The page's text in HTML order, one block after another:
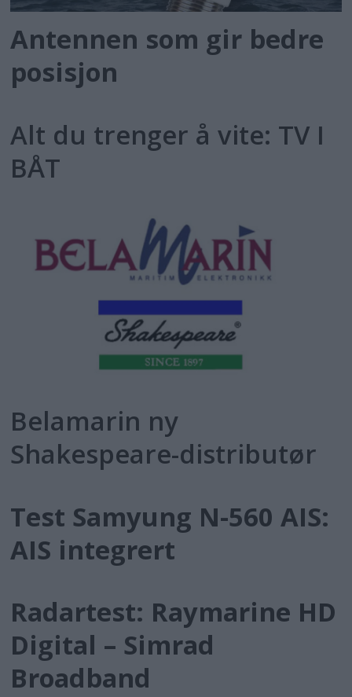
Antennen som gir bedre
posisjon
Alt du trenger å vite: TV I
BÅT
Belamarin ny
Shakespeare-distributør
Test Samyung N-560 AIS:
AIS integrert
Radartest: Raymarine HD
Digital – Simrad
Broadband